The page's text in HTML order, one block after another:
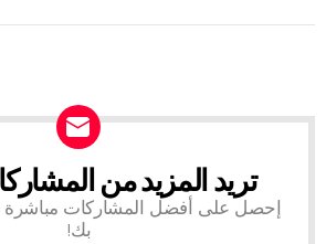
NEWSLETTER
تريد المزيد من
إحصل على أفضل المشاركات مباشرة
بك!